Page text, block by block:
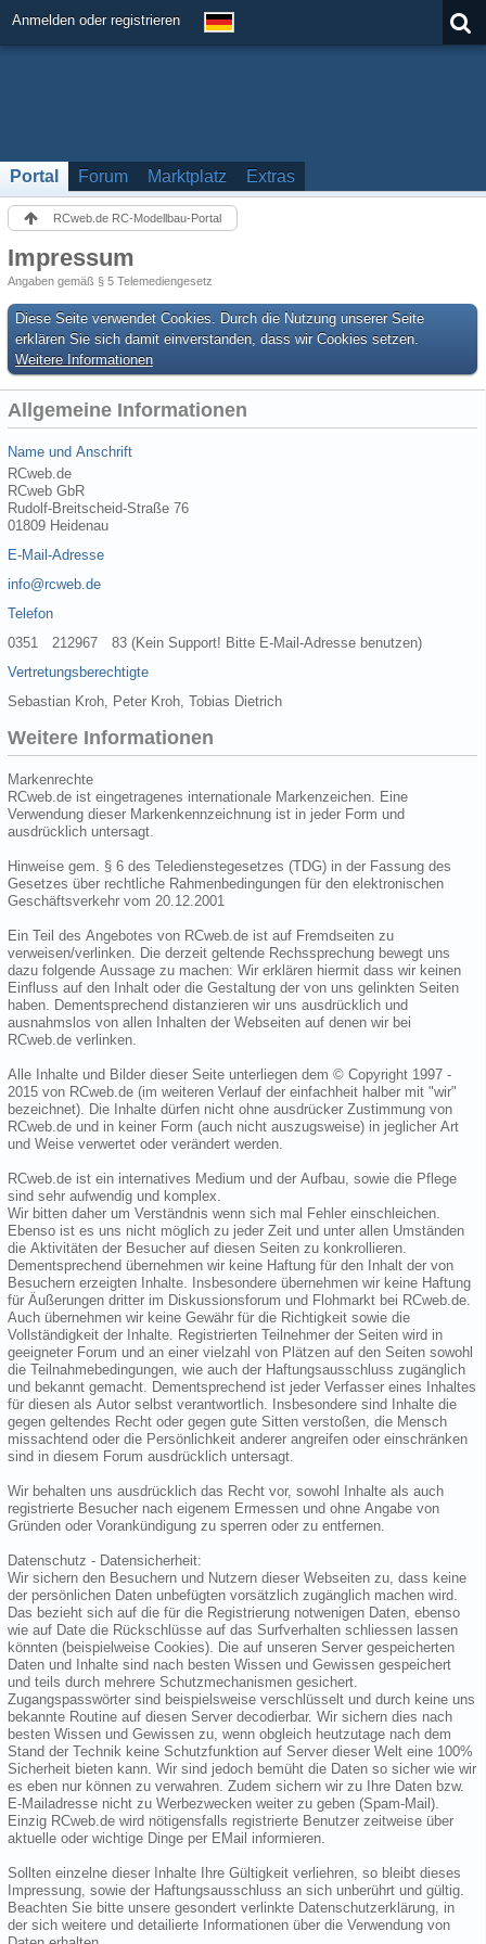
Anmelden oder registrieren
Portal Forum Marktplatz Extras
RCweb.de RC-Modellbau-Portal
Impressum
Angaben gemäß § 5 Telemediengesetz
Diese Seite verwendet Cookies. Durch die Nutzung unserer Seite
erklären Sie sich damit einverstanden, dass wir Cookies setzen.
Weitere Informationen
Allgemeine Informationen
Name und Anschrift
RCweb.de
RCweb GbR
Rudolf-Breitscheid-Straße 76
01809 Heidenau
E-Mail-Adresse
info@rcweb.de
Telefon
0351 212967 83 (Kein Support! Bitte E-Mail-Adresse benutzen)
Vertretungsberechtigte
Sebastian Kroh, Peter Kroh, Tobias Dietrich
Weitere Informationen
Markenrechte
RCweb.de ist eingetragenes internationale Markenzeichen. Eine
Verwendung dieser Markenkennzeichnung ist in jeder Form und
ausdrücklich untersagt.
Hinweise gem. § 6 des Teledienstegesetzes (TDG) in der Fassung des
Gesetzes über rechtliche Rahmenbedingungen für den elektronischen
Geschäftsverkehr vom 20.12.2001
Ein Teil des Angebotes von RCweb.de ist auf Fremdseiten zu
verweisen/verlinken. Die derzeit geltende Rechssprechung bewegt uns
dazu folgende Aussage zu machen: Wir erklären hiermit dass wir keinen
Einfluss auf den Inhalt oder die Gestaltung der von uns gelinkten Seiten
haben. Dementsprechend distanzieren wir uns ausdrücklich und
ausnahmslos von allen Inhalten der Webseiten auf denen wir bei
RCweb.de verlinken.
Alle Inhalte und Bilder dieser Seite unterliegen dem © Copyright 1997 -
2015 von RCweb.de (im weiteren Verlauf der einfachheit halber mit "wir"
bezeichnet). Die Inhalte dürfen nicht ohne ausdrücker Zustimmung von
RCweb.de und in keiner Form (auch nicht auszugsweise) in jeglicher Art
und Weise verwertet oder verändert werden.
RCweb.de ist ein internatives Medium und der Aufbau, sowie die Pflege
sind sehr aufwendig und komplex.
Wir bitten daher um Verständnis wenn sich mal Fehler einschleichen.
Ebenso ist es uns nicht möglich zu jeder Zeit und unter allen Umständen
die Aktivitäten der Besucher auf diesen Seiten zu konkrollieren.
Dementsprechend übernehmen wir keine Haftung für den Inhalt der von
Besuchern erzeigten Inhalte. Insbesondere übernehmen wir keine Haftung
für Äußerungen dritter im Diskussionsforum und Flohmarkt bei RCweb.de.
Auch übernehmen wir keine Gewähr für die Richtigkeit sowie die
Vollständigkeit der Inhalte. Registrierten Teilnehmer der Seiten wird in
geeigneter Forum und an einer vielzahl von Plätzen auf den Seiten sowohl
die Teilnahmebedingungen, wie auch der Haftungsausschluss zugänglich
und bekannt gemacht. Dementsprechend ist jeder Verfasser eines Inhaltes
für diesen als Autor selbst verantwortlich. Insbesondere sind Inhalte die
gegen geltendes Recht oder gegen gute Sitten verstoßen, die Mensch
missachtend oder die Persönlichkeit anderer angreifen oder einschränken
sind in diesem Forum ausdrücklich untersagt.
Wir behalten uns ausdrücklich das Recht vor, sowohl Inhalte als auch
registrierte Besucher nach eigenem Ermessen und ohne Angabe von
Gründen oder Vorankündigung zu sperren oder zu entfernen.
Datenschutz - Datensicherheit:
Wir sichern den Besuchern und Nutzern dieser Webseiten zu, dass keine
der persönlichen Daten unbefügten vorsätzlich zugänglich machen wird.
Das bezieht sich auf die für die Registrierung notwenigen Daten, ebenso
wie auf Date die Rückschlüsse auf das Surfverhalten schliessen lassen
könnten (beispielweise Cookies). Die auf unseren Server gespeicherten
Daten und Inhalte sind nach besten Wissen und Gewissen gespeichert
und teils durch mehrere Schutzmechanismen gesichert.
Zugangspasswörter sind beispielsweise verschlüsselt und durch keine uns
bekannte Routine auf diesen Server decodierbar. Wir sichern dies nach
besten Wissen und Gewissen zu, wenn obgleich heutzutage nach dem
Stand der Technik keine Schutzfunktion auf Server dieser Welt eine 100%
Sicherheit bieten kann. Wir sind jedoch bemüht die Daten so sicher wie wir
es eben nur können zu verwahren. Zudem sichern wir zu Ihre Daten bzw.
E-Mailadresse nicht zu Werbezwecken weiter zu geben (Spam-Mail).
Einzig RCweb.de wird nötigensfalls registrierte Benutzer zeitweise über
aktuelle oder wichtige Dinge per EMail informieren.
Sollten einzelne dieser Inhalte Ihre Gültigkeit verliehren, so bleibt dieses
Impressung, sowie der Haftungsausschluss an sich unberührt und gültig.
Beachten Sie bitte unsere gesondert verlinkte Datenschutzerklärung, in
der sich weitere und detailierte Informationen über die Verwendung von